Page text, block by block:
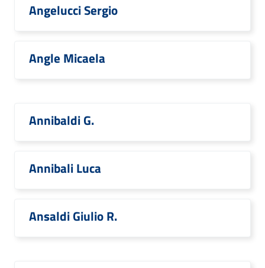
Angelucci Sergio
Angle Micaela
Annibaldi G.
Annibali Luca
Ansaldi Giulio R.